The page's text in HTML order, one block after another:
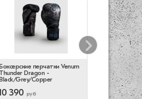
перчатки Venum
Thunder Dragon -
Grey/Copper
390 руб
Перчатки
Challenger 4.0 -
8 390 руб